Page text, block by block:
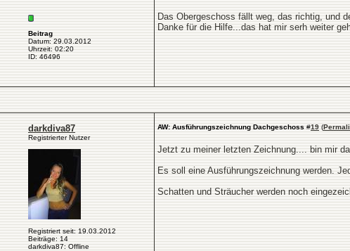
Beitrag
Datum: 29.03.2012
Uhrzeit: 02:20
ID: 46496
Das Obergeschoss fällt weg, das richtig, und
Danke für die Hilfe...das hat mir serh weiter
darkdiva87
Registrierter Nutzer
Registriert seit: 19.03.2012
Beiträge: 14
darkdiva87: Offline
AW: Ausführungszeichnung Dachgeschoss #19 (
Jetzt zu meiner letzten Zeichnung.... bin mir
Es soll eine Ausführungszeichnung werden.
Schatten und Sträucher werden noch